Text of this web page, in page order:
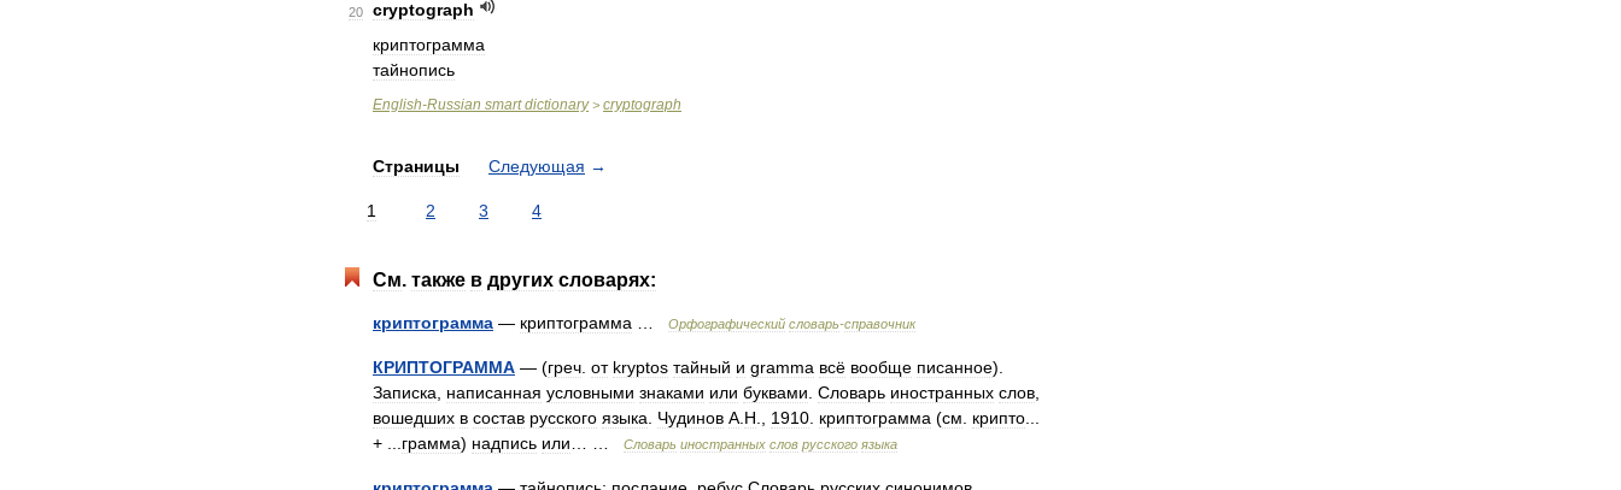
20
cryptograph
криптограмма
тайнопись
English-Russian smart dictionary> cryptograph
Страницы Следующая →
1 2 3 4
См. также в других словарях:
криптограмма — криптограмма Орфографический словарь-справочник
КРИПТОГРАММА — (греч от kryptos тайный и gramma всё вообще писанное).
Записка
написанная условными знаками или буквами Словарь иностранных слов
вошедших в состав русского языка Чудинов А Н 1910 криптограмма (см крипто
+ ... грамма) надпись или Словарь иностранных слов русского языка